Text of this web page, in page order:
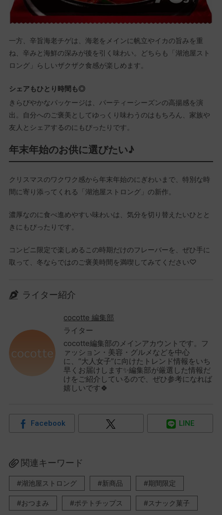
一方、辛旨海老チゲは、海老をメインに帆立やイカの旨みを重
ね、辛みと海鮮の深みが後を引く味わい。どちらも「湖池屋スト
ロング」らしいザクザク食感が楽しめます。
シェアもひとり時間も◎
きらびやかなパッケージは、パーティーシーズンの高揚感を演
出。自分へのご褒美としてゆっくり味わうのはもちろん、家族や
友人とシェアするのにもぴったりです。
年末年始のお供に選びたい♪
クリスマスのワクワク感から年末年始のにぎわいまで、特別な時
間に寄り添ってくれる「湖池屋ストロング」の新作。
濃厚なのに食べ進めやすい味わいは、気分を切り替えたいひとと
きにもぴったりです。
コンビニ限定で楽しめるこの時期だけのフレーバーを、ぜひ手に
取って、冬ならではのご褒美時間を満喫してみてください♡
ライター紹介
cocotte 編集部
ライター
cocotte編集部のメインアカウントです。フ
ァッション・美容・グルメなどを中心
に、“大人女子”に向けたトレンド情報をいち
早くお届けします✨編集部が厳選した情報だ
けをご紹介しているので、ぜひ参考になれば
嬉しいです🍀
Facebook LINE
関連キーワード
湖池屋ストロング 新商品 期間限定
おつまみ ポテトチップス スナック菓子